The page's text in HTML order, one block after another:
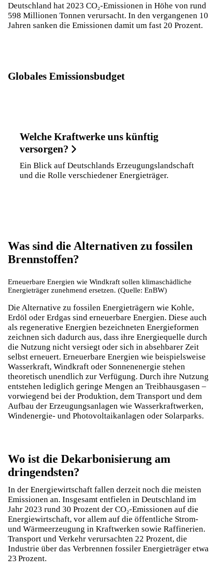
Deutschland hat 2023 CO₂-Emissionen in Höhe von rund
598 Millionen Tonnen verursacht. In den vergangenen 10
Jahren sanken die Emissionen damit um fast 20 Prozent.
Globales Emissionsbudget
Welche Kraftwerke uns künftig
versorgen?
Ein Blick auf Deutschlands Erzeugungslandschaft
und die Rolle verschiedener Energieträger.
Was sind die Alternativen zu fossilen
Brennstoffen?
Erneuerbare Energien wie Windkraft sollen klimaschädliche
Energieträger zunehmend ersetzen. (Quelle: EnBW)
Die Alternative zu fossilen Energieträgern wie Kohle,
Erdöl oder Erdgas sind erneuerbare Energien. Diese auch
als regenerative Energien bezeichneten Energieformen
zeichnen sich dadurch aus, dass ihre Energiequelle durch
die Nutzung nicht versiegt oder sich in absehbarer Zeit
selbst erneuert. Erneuerbare Energien wie beispielsweise
Wasserkraft, Windkraft oder Sonnenenergie stehen
theoretisch unendlich zur Verfügung. Durch ihre Nutzung
entstehen lediglich geringe Mengen an Treibhausgasen –
vorwiegend bei der Produktion, dem Transport und dem
Aufbau der Erzeugungsanlagen wie Wasserkraftwerken,
Windenergie- und Photovoltaikanlagen oder Solarparks.
Wo ist die Dekarbonisierung am
dringendsten?
In der Energiewirtschaft fallen derzeit noch die meisten
Emissionen an. Insgesamt entfielen in Deutschland im
Jahr 2023 rund 30 Prozent der CO₂-Emissionen auf die
Energiewirtschaft, vor allem auf die öffentliche Strom-
und Wärmeerzeugung in Kraftwerken sowie Raffinerien.
Transport und Verkehr verursachten 22 Prozent, die
Industrie über das Verbrennen fossiler Energieträger etwa
23 Prozent.